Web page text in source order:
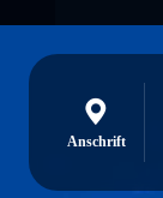
Anschrift